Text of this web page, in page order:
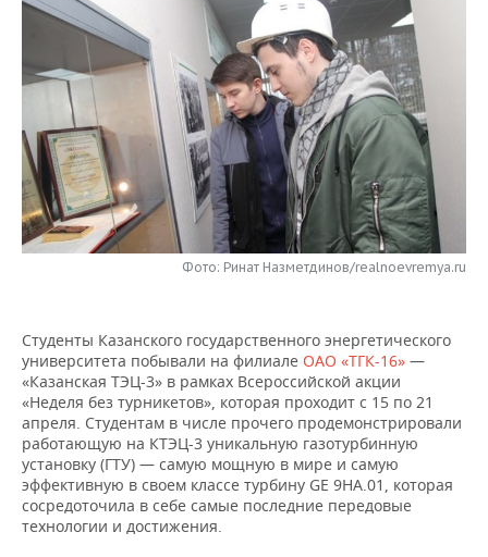
КОМУ ПРИНАДЛЕЖАТ
ТОРГОВЫЕ ЦЕНТРЫ
ТАТАРСТАНА
БЮДЖЕТ
ИНВЕСТИЦИИ
МАШИНОСТРОЕНИЕ
НЕФТЕХИМИЯ
НЕФТЬ
ОПК
ЭНЕРГЕТИКА
НОВОСТИ АВТО
БИЗНЕС
НОВОСТИ БИЗНЕСА
РОЗНИЧНАЯ ТОРГОВЛЯ
ТРАНСПОРТ
УСЛУГИ
ТЕХНОЛОГИИ
НОВОСТИ ТЕХНОЛОГИЙ
IT
МЕДИА
ТЕЛЕКОММУНИКАЦИИ
МЕРОПРИЯТИЯ
НОВОСТИ МЕРОПРИЯТИЙ
ВЫЕЗДНАЯ РЕДАКЦИЯ
ОТКРЫТАЯ ЛЕКЦИЯ
СПОРТ
НОВОСТИ СПОРТА
БАСКЕТБОЛ
ВОЛЕЙБОЛ
КИБЕРСПОРТ
ФИГУРНОЕ КАТАНИЕ
ОБЩЕСТВО
НОВОСТИ ОБЩЕСТВА
ИНФРАСТРУКТУРА
ИСТОРИЯ
КУЛЬТУРА
МЕДИЦИНА
СПРАВОЧНИК
СПИСОК ПЕРСОН
СПИСОК КОМПАНИЙ
ПОЛНАЯ ВЕРСИЯ
Фото: Ринат Назметдинов/realnoevremya.ru
Студенты Казанского государственного энергетического
университета побывали на филиале ОАО «ТГК-16» —
«Казанская ТЭЦ-3» в рамках Всероссийской акции
«Неделя без турникетов», которая проходит с 15 по 21
апреля. Студентам в числе прочего продемонстрировали
работающую на КТЭЦ-3 уникальную газотурбинную
установку (ГТУ) — самую мощную в мире и самую
эффективную в своем классе турбину GE 9HA.01, которая
сосредоточила в себе самые последние передовые
технологии и достижения.